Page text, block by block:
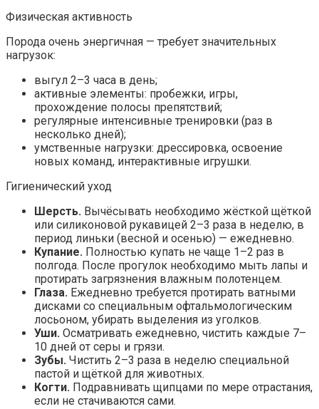
Физическая активность
Порода очень энергичная — требует значительных
нагрузок:
выгул 2–3 часа в день;
активные элементы: пробежки, игры,
прохождение полосы препятствий;
регулярные интенсивные тренировки (раз в
несколько дней);
умственные нагрузки: дрессировка, освоение
новых команд, интерактивные игрушки.
Гигиенический уход
Шерсть. Вычёсывать необходимо жёсткой щёткой
или силиконовой рукавицей 2–3 раза в неделю, в
период линьки (весной и осенью) — ежедневно.
Купание. Полностью купать не чаще 1–2 раз в
полгода. После прогулок необходимо мыть лапы и
протирать загрязнения влажным полотенцем.
Глаза. Ежедневно требуется протирать ватными
дисками со специальным офтальмологическим
лосьоном, убирать выделения из уголков.
Уши. Осматривать ежедневно, чистить каждые 7–
10 дней от серы и грязи.
Зубы. Чистить 2–3 раза в неделю специальной
пастой и щёткой для животных.
Когти. Подравнивать щипцами по мере отрастания,
если не стачиваются сами.